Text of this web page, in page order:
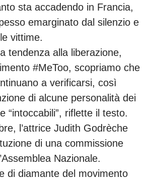
sta accadendo in Francia,
emarginato dal silenzio e
vittime.
tendenza alla liberazione,
#MeToo, scopriamo che
a verificarsi, così
di alcune personalità dei
“intoccabili”, riflette il testo.
l’attrice Judith Godrèche
di una commissione
Nazionale.
di diamante del movimento